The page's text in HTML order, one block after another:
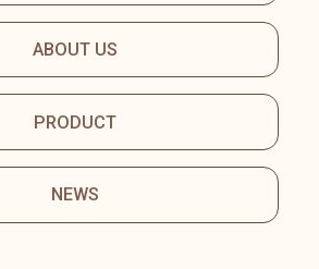
ABOUT US
PRODUCT
NEWS